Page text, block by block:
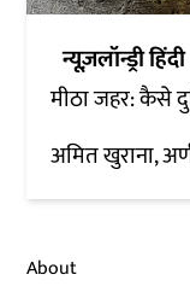
न्यूज़लॉन्ड्री हिंदी
मीठा जहर: कैसे
अमित खुराना,
About